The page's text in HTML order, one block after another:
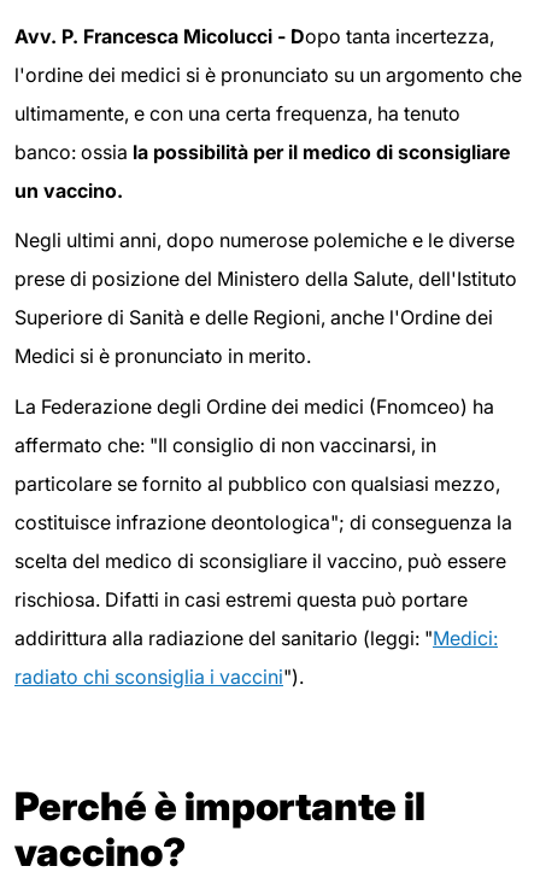
Avv. P. Francesca Micolucci - Dopo tanta incertezza,
l'ordine dei medici si è pronunciato su un argomento che
ultimamente, e con una certa frequenza, ha tenuto
banco: ossia la possibilità per il medico di sconsigliare
un vaccino.
Negli ultimi anni, dopo numerose polemiche e le diverse
prese di posizione del Ministero della Salute, dell'Istituto
Superiore di Sanità e delle Regioni, anche l'Ordine dei
Medici si è pronunciato in merito.
La Federazione degli Ordine dei medici (Fnomceo) ha
affermato che: "Il consiglio di non vaccinarsi, in
particolare se fornito al pubblico con qualsiasi mezzo,
costituisce infrazione deontologica"; di conseguenza la
scelta del medico di sconsigliare il vaccino, può essere
rischiosa. Difatti in casi estremi questa può portare
addirittura alla radiazione del sanitario (leggi: "Medici:
radiato chi sconsiglia i vaccini").
Perché è importante il
vaccino?